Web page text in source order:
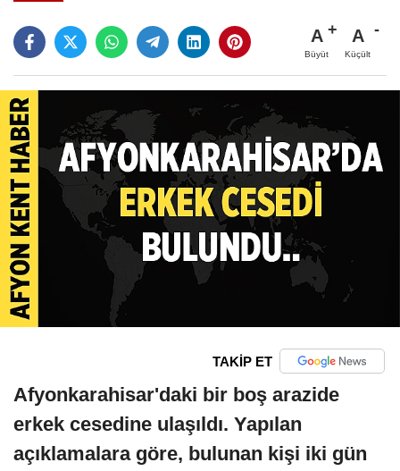
A
Büyüt
A
Küçült
TAKİP ET
Afyonkarahisar'daki bir boş arazide
erkek cesedine ulaşıldı. Yapılan
açıklamalara göre, bulunan kişi iki gün